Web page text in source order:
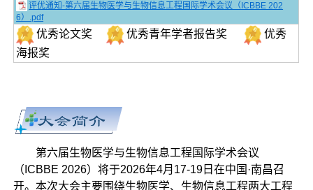
评优通知-第六届生物医学与生物信息工程国际学术会议（ICBBE 202
6）.pdf
优秀论文奖 优秀青年学者报告奖
优秀
海报奖
第六届生物医学与生物信息工程国际学术会议
（ICBBE 2026）将于2026年4月17-19日在中国·南昌召
开。本次大会主要围绕生物医学、生物信息工程两大工程